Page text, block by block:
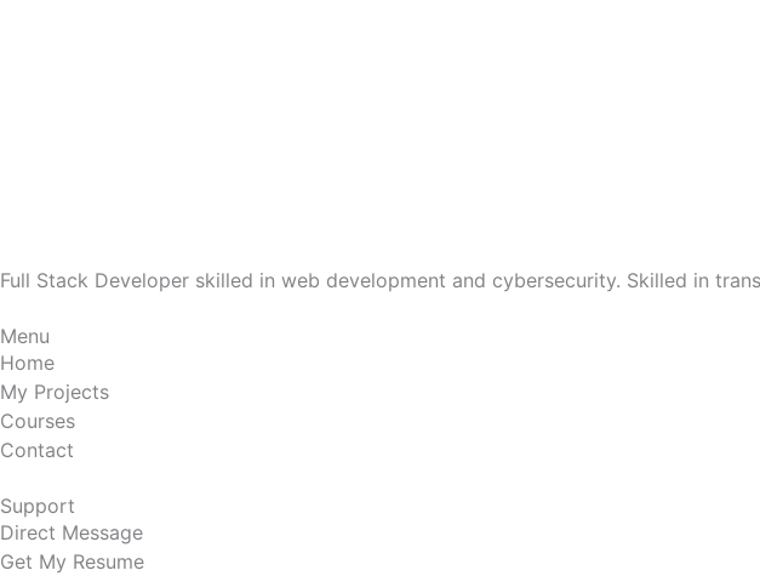
Full Stack Developer skilled in web development and cybersecurity. Skilled in
Menu
Home
My Projects
Courses
Contact
Support
Direct Message
Get My Resume